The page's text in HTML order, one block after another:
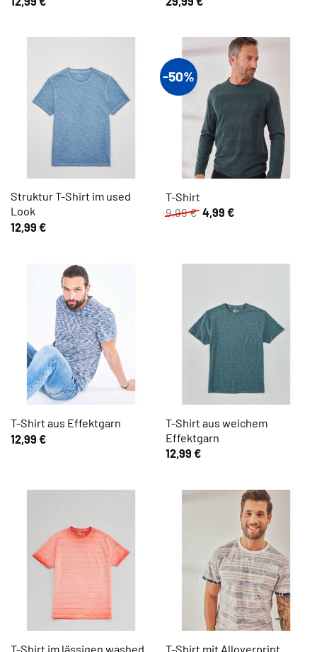
Struktur T-Shirt im used
Look
12,99 €
-50%
T-Shirt
9,99€ Ursprünglicher
4,99 €Aktueller
T-Shirt aus Effektgarn
12,99 €
T-Shirt aus weichem
Effektgarn
12,99 €
T-Shirt im lässigen washed
T-Shirt mit Alloverprint